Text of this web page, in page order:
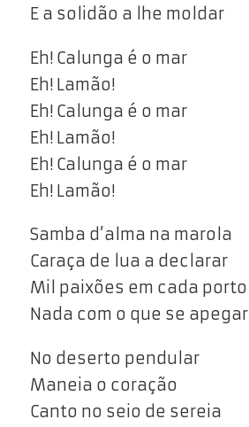
E a solidão a lhe moldar
Eh! Calunga é o mar
Eh! Lamão!
Eh! Calunga é o mar
Eh! Lamão!
Eh! Calunga é o mar
Eh! Lamão!
Samba d’alma na marola
Caraça de lua a declarar
Mil paixões em cada porto
Nada com o que se apegar
No deserto pendular
Maneia o coração
Canto no seio de sereia